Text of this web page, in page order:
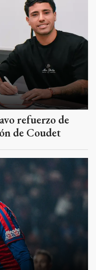
refuerzo de
de Coudet